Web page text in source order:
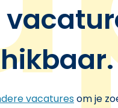
vacaturesom je